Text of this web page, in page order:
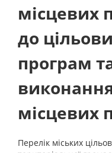
місцевих
до
програм
місцевих
Перелік міських